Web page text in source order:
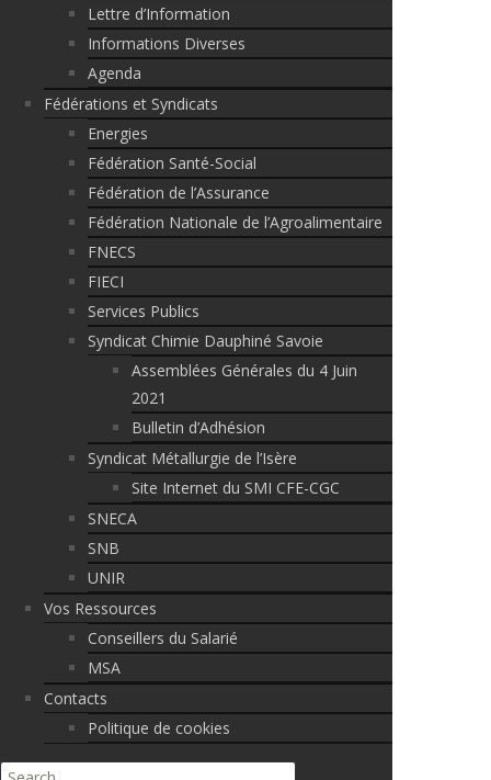
Lettre d’Information
Informations Diverses
Agenda
Fédérations et Syndicats
Energies
Fédération Santé-Social
Fédération de l’Assurance
Fédération Nationale de l’Agroalimentaire
FNECS
FIECI
Services Publics
Syndicat Chimie Dauphiné Savoie
Assemblées Générales du 4 Juin
2021
Bulletin d’Adhésion
Syndicat Métallurgie de l’Isère
Site Internet du SMI CFE-CGC
SNECA
SNB
UNIR
Vos Ressources
Conseillers du Salarié
MSA
Contacts
Politique de cookies
Search